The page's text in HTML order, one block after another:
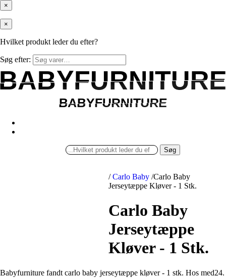
×
×
Hvilket produkt leder du efter?
Søg efter:
BABYFURNITURE
BABYFURNITURE
Søg
/ Carlo Baby /Carlo Baby
Jerseytæppe Kløver - 1 Stk.
Carlo Baby
Jerseytæppe
Kløver - 1 Stk.
Babyfurniture fandt carlo baby jerseytæppe kløver - 1 stk. Hos med24.